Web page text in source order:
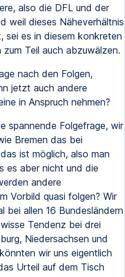
also die DFL und der
weil dieses Näheverhältnis
sei es in diesem konkreten
zum Teil auch abzuwälzen.
nach den Folgen,
jetzt auch andere
in Anspruch nehmen?
spannende Folgefrage, wir
Bremen das bei
ist möglich, also man
es aber nicht und die
andere
Vorbild quasi folgen? Wir
bei allen 16 Bundesländern
Tendenz bei drei
Niedersachsen und
wir uns eigentlich
Urteil auf dem Tisch